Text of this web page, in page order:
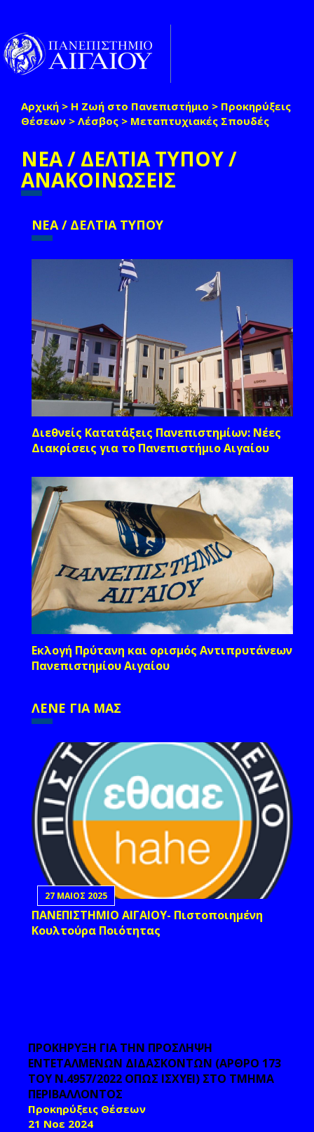
Παράκαμψη προς το κυρίως περιεχόμενο
Είστε εδώ
Αρχική > Η Ζωή στο Πανεπιστήμιο > Προκηρύξεις
Θέσεων > Λέσβος > Μεταπτυχιακές Σπουδές
ΝΕΑ / ΔΕΛΤΙΑ ΤΥΠΟΥ /
ΑΝΑΚΟΙΝΩΣΕΙΣ
ΝΕΑ / ΔΕΛΤΙΑ ΤΥΠΟΥ
Διεθνείς Κατατάξεις Πανεπιστημίων: Νέες
Διακρίσεις για το Πανεπιστήμιο Αιγαίου
Εκλογή Πρύτανη και ορισμός Αντιπρυτάνεων
Πανεπιστημίου Αιγαίου
ΛΕΝΕ ΓΙΑ ΜΑΣ
27 ΜΑΙΟΣ 2025
ΠΑΝΕΠΙΣΤΗΜΙΟ ΑΙΓΑΙΟΥ- Πιστοποιημένη
Κουλτούρα Ποιότητας
ΠΡΟΚΗΡΥΞΗ ΓΙΑ ΤΗΝ ΠΡΟΣΛΗΨΗ
ΕΝΤΕΤΑΛΜΕΝΩΝ ΔΙΔΑΣΚΟΝΤΩΝ (ΑΡΘΡΟ 173
ΤΟΥ Ν.4957/2022 ΟΠΩΣ ΙΣΧΥΕΙ) ΣΤΟ ΤΜΗΜΑ
ΠΕΡΙΒΑΛΛΟΝΤΟΣ
Προκηρύξεις Θέσεων
21 Νοε 2024